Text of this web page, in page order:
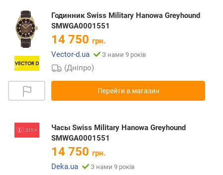
Годинник Swiss Military Hanowa Greyhound
SMWGA0001551
14 750 грн.
Vector-d.ua
З нами 9 років
(Дніпро)
Перейти в магазин
Часы Swiss Military Hanowa Greyhound
SMWGA0001551
14 750 грн.
Deka.ua
З нами 9 років